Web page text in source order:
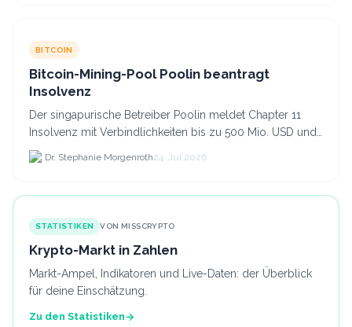
BITCOIN
Bitcoin-Mining-Pool Poolin beantragt
Insolvenz
Der singapurische Betreiber Poolin meldet Chapter 11
Insolvenz mit Verbindlichkeiten bis zu 500 Mio. USD und
plant den Verkauf zweier Texas-Standorte für.
Dr. Stephanie Morgenroth24. Jul 2026
STATISTIKEN VON MISSCRYPTO
Krypto-Markt in Zahlen
Markt-Ampel, Indikatoren und Live-Daten: der Überblick
für deine Einschätzung.
Zu den Statistiken